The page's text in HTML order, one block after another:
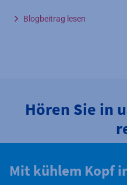
Blogbeitrag lesen
Hören Sie in
Mit kühlem Kopf